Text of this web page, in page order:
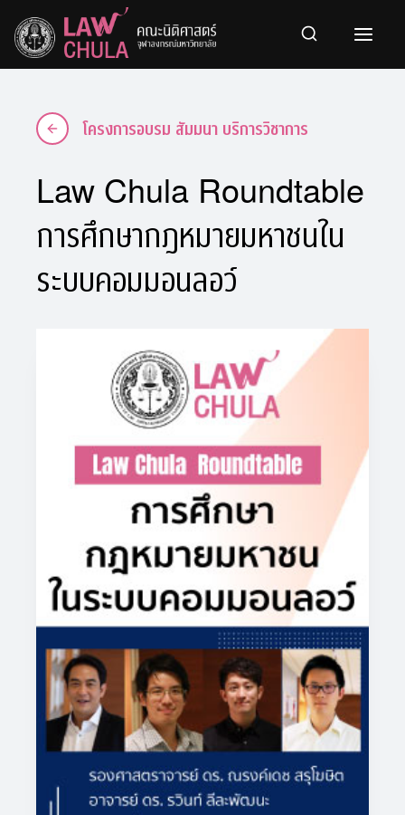
content
โครงการอบรม สัมมนา บริการวิชาการ
Law Chula Roundtable
การศึกษากฎหมายมหาชนใน
ระบบคอมมอนลอว์